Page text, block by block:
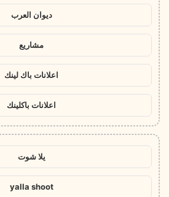
ديوان العرب
مشاريع
اعلانات باك لينك
اعلانات باكلينك
يلا شوت
yalla shoot